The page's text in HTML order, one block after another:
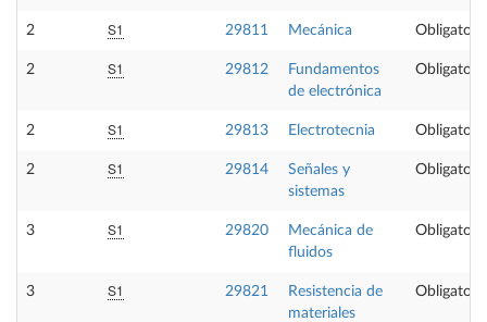
2 S1 29811 Mecánica Obligatoria
2 S1 29812
Fundamentos
de electrónica
Obligatoria
2 S1 29813 Electrotecnia Obligatoria
2 S1 29814
Señales y
sistemas
Obligatoria
3 S1 29820
Mecánica de
fluidos
Obligatoria
3 S1 29821
Resistencia de
materiales
Obligatoria